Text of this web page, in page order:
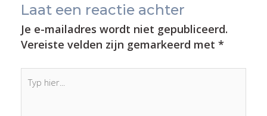
Laat een reactie achter
Je e-mailadres wordt niet gepubliceerd.
Vereiste velden zijn gemarkeerd met *
hier...